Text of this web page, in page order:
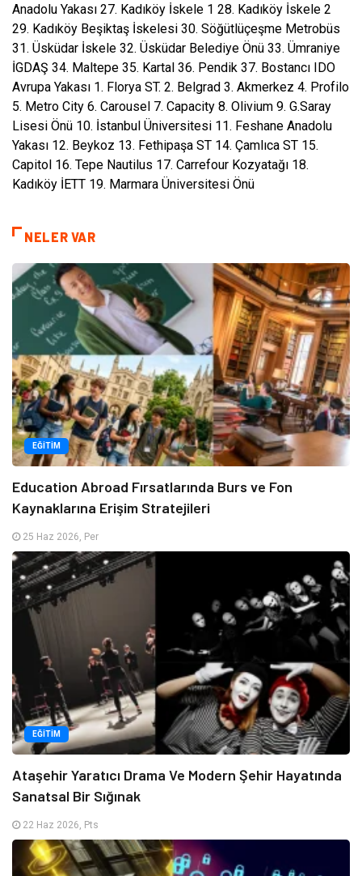
Anadolu Yakası 27. Kadıköy İskele 1 28. Kadıköy İskele 2
29. Kadıköy Beşiktaş İskelesi 30. Söğütlüçeşme Metrobüs
31. Üsküdar İskele 32. Üsküdar Belediye Önü 33. Ümraniye
İGDAŞ 34. Maltepe 35. Kartal 36. Pendik 37. Bostancı IDO
Avrupa Yakası 1. Florya ST. 2. Belgrad 3. Akmerkez 4. Profilo
5. Metro City 6. Carousel 7. Capacity 8. Olivium 9. G.Saray
Lisesi Önü 10. İstanbul Üniversitesi 11. Feshane Anadolu
Yakası 12. Beykoz 13. Fethipaşa ST 14. Çamlıca ST 15.
Capitol 16. Tepe Nautilus 17. Carrefour Kozyatağı 18.
Kadıköy İETT 19. Marmara Üniversitesi Önü
NELER VAR
EĞITIM
Education Abroad Fırsatlarında Burs ve Fon
Kaynaklarına Erişim Stratejileri
25 Haz 2026, Per
EĞITIM
Ataşehir Yaratıcı Drama Ve Modern Şehir Hayatında
Sanatsal Bir Sığınak
22 Haz 2026, Pts